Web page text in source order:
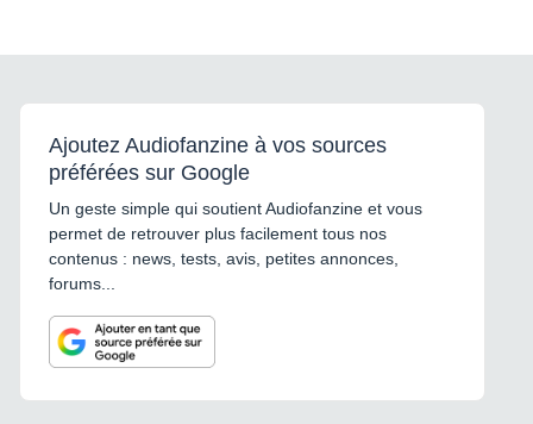
Ajoutez Audiofanzine à vos sources
préférées sur Google
Un geste simple qui soutient Audiofanzine et vous
permet de retrouver plus facilement tous nos
contenus : news, tests, avis, petites annonces,
forums...